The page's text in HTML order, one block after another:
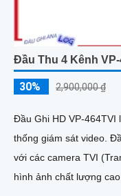
Đầu Thu 4 Kênh
30% 2,900,000 ₫
Đầu Ghi HD VP-464TVI
thống giám sát video. Đầu ghi này được thiết kế để tương thích
với các camera TVI
hình ảnh chất lượng cao